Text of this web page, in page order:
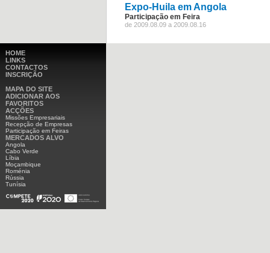
Expo-Huila em Angola
Participação em Feira
de 2009.08.09 a 2009.08.16
HOME
LINKS
CONTACTOS
INSCRIÇÃO
MAPA DO SITE
ADICIONAR AOS
FAVORITOS
ACÇÕES
Missões Empresariais
Recepção de Empresas
Participação em Feiras
MERCADOS ALVO
Angola
Cabo Verde
Líbia
Moçambique
Roménia
Rússia
Tunísia